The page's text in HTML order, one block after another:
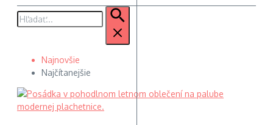
Hľadať:
Najnovšie
Najčítanejšie